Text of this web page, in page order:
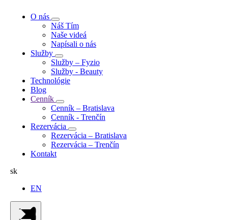
O nás
Náš Tím
Naše videá
Napísali o nás
Služby
Služby – Fyzio
Služby - Beauty
Technológie
Blog
Cenník
Cenník – Bratislava
Cenník - Trenčín
Rezervácia
Rezervácia – Bratislava
Rezervácia – Trenčín
Kontakt
sk
EN